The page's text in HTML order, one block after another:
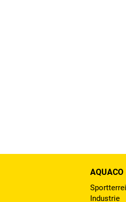
AQUACO
Industrie